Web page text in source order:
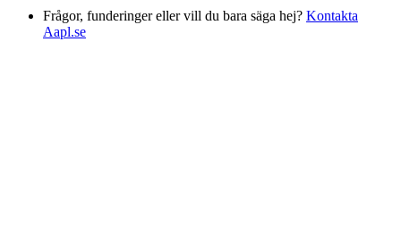
Frågor, funderinger eller vill du bara säga hej? Kontakta
Aapl.se